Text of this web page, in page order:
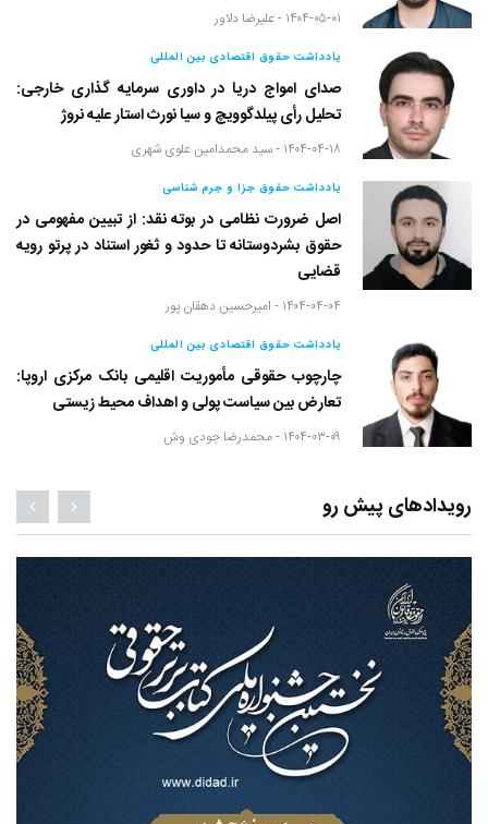
۱۴۰۴-۰۵-۰۱ - علیرضا دلاور
یادداشت حقوق اقتصادی بین المللی
صدای امواج دریا در داوری سرمایه گذاری خارجی:
تحلیل رأی پیلدگوویچ و سیا نورث استار علیه نروژ
۱۴۰۴-۰۴-۱۸ - سید محمدامین علوی شهری
یادداشت حقوق جزا و جرم شناسی
اصل ضرورت نظامی در بوته نقد: از تبیین مفهومی در
حقوق بشردوستانه تا حدود و ثغور استناد در پرتو رویه
قضایی
۱۴۰۴-۰۴-۰۴ - امیرحسین دهقان پور
یادداشت حقوق اقتصادی بین المللی
چارچوب حقوقی مأموریت اقلیمی بانک مرکزی اروپا:
تعارض بین سیاست پولی و اهداف محیط زیستی
۱۴۰۴-۰۳-۰۹ - محمدرضا جودی وش
رویدادهای پیش رو